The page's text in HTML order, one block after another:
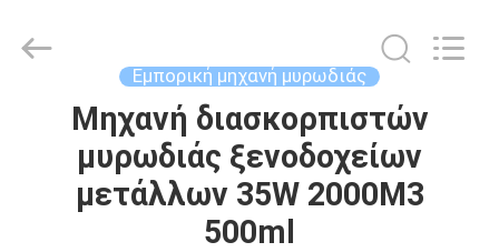
ΣΠΊΤΙ
ΠΡΟΪΌΝΤΑ
Εμπορική μηχανή μυρωδιάς
Μηχανή διασκορπιστών
μυρωδιάς ξενοδοχείων
μετάλλων 35W 2000M3
500ml